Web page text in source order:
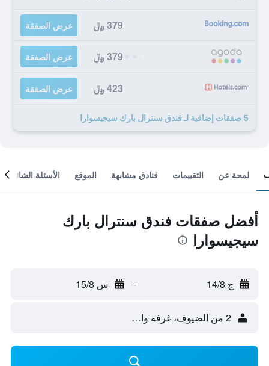
379 ﷼ عرض الصفقة
379 ﷼ عرض الصفقة
423 ﷼ عرض الصفقة
5 صفقات إضافية لـ فندق سنترال بارك سيجيسوارا
لمحة عن التقييمات فنادق مشابهة الموقع الأسئلة الشائعة
أفضل صفقات فندق سنترال بارك
سيجيسوارا
ج 14/8 - س 15/8
2 من الضيوف، غرفة واحدة